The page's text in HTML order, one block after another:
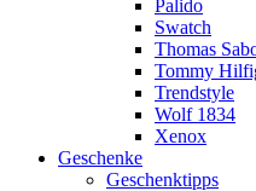
Palido
Swatch
Thomas
Tommy
Trendstyle
Wolf 1834
Xenox
Geschenke
Geschenktipps